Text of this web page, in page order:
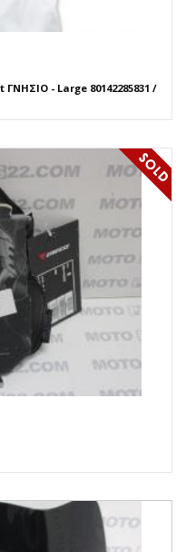
- Large 80142285831 /